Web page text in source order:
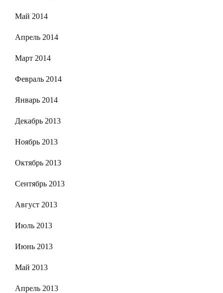
Май 2014
Апрель 2014
Март 2014
Февраль 2014
Январь 2014
Декабрь 2013
Ноябрь 2013
Октябрь 2013
Сентябрь 2013
Август 2013
Июль 2013
Июнь 2013
Май 2013
Апрель 2013